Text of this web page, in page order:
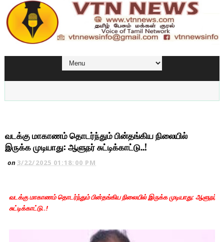
வடக்கு மாகாணம் தொடர்ந்தும் பின்தங்கிய நிலையில்
இருக்க முடியாது: ஆளுநர் சுட்டிக்காட்டு..!
on3/22/2025 01:18:00 PM
வடக்கு மாகாணம் தொடர்ந்தும் பின்தங்கிய நிலையில் இருக்க முடியாது: ஆளுநர்
சுட்டிக்காட்டு..!